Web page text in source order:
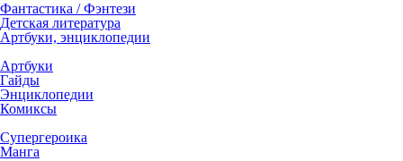
Фантастика / Фэнтези
Детская литература
Артбуки, энциклопедии
Артбуки
Гайды
Энциклопедии
Комиксы
Супергероика
Манга